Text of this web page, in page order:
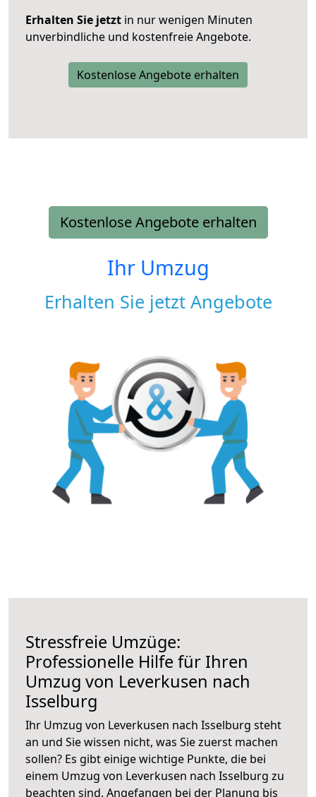
Erhalten Sie jetzt in nur wenigen Minuten
unverbindliche und kostenfreie Angebote.
Kostenlose Angebote erhalten
Kostenlose Angebote erhalten
Ihr Umzug
Erhalten Sie jetzt Angebote
Stressfreie Umzüge:
Professionelle Hilfe für Ihren
Umzug von Leverkusen nach
Isselburg
Ihr Umzug von Leverkusen nach Isselburg steht
an und Sie wissen nicht, was Sie zuerst machen
sollen? Es gibt einige wichtige Punkte, die bei
einem Umzug von Leverkusen nach Isselburg zu
beachten sind. Angefangen bei der Planung bis